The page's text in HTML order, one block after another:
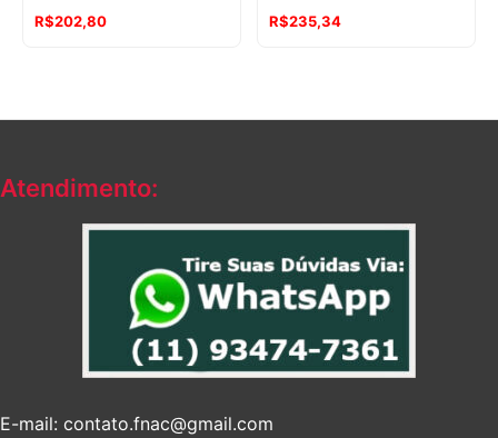
R$202,80
R$235,34
Atendimento:
E-mail: contato.fnac@gmail.com